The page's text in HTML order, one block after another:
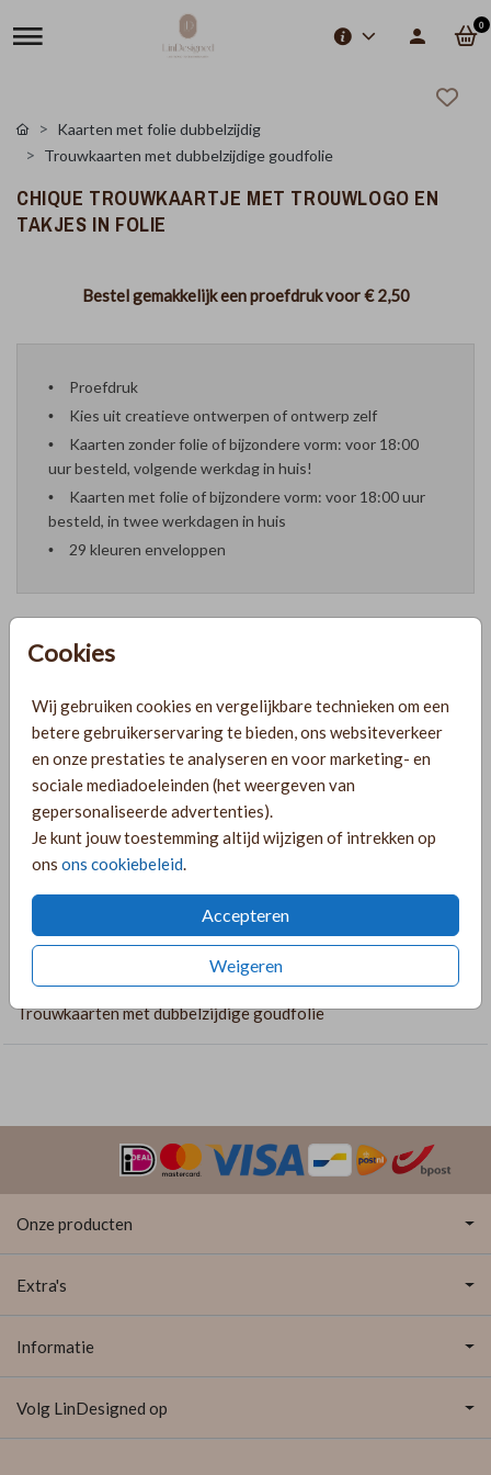
0
Cookies
Wij gebruiken cookies en vergelijkbare technieken om een
betere gebruikerservaring te bieden, ons websiteverkeer
en onze prestaties te analyseren en voor marketing- en
sociale mediadoeleinden (het weergeven van
gepersonaliseerde advertenties).
Je kunt jouw toestemming altijd wijzigen of intrekken op
ons ons cookiebeleid.
Accepteren
Weigeren
Kaarten met folie dubbelzijdig
Trouwkaarten met dubbelzijdige goudfolie
CHIQUE TROUWKAARTJE MET TROUWLOGO EN
TAKJES IN FOLIE
Bestel gemakkelijk een proefdruk voor€ 2,50
Proefdruk
Kies uit creatieve ontwerpen of ontwerp zelf
Kaarten zonder folie of bijzondere vorm: voor 18:00
uur besteld, volgende werkdag in huis!
Kaarten met folie of bijzondere vorm: voor 18:00 uur
besteld, in twee werkdagen in huis
29 kleuren enveloppen
PRODUCTINFORMATIE
OMSCHRIJVING
Minimalistisch chique trouwkaartje met een trouwlogo in
foliedruk en de namen van het bruidspaar in goudfolie.
COLLECTIE
Trouwkaarten met dubbelzijdige goudfolie
Onze producten
Extra's
Informatie
Volg LinDesigned op